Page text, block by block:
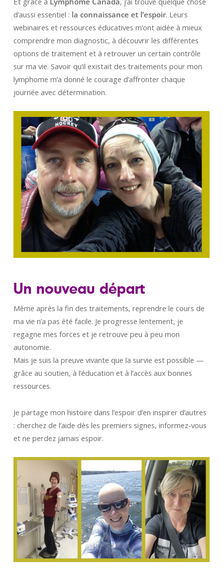
d’aussi essentiel : la connaissance et l’espoir. Leurs
webinaires et ressources éducatives m’ont aidée à mieux
comprendre mon diagnostic, à découvrir les différentes
options de traitement et à retrouver un certain contrôle
sur ma vie. Savoir qu’il existait des traitements pour mon
lymphome m’a donné le courage d’affronter chaque
journée avec détermination.
Un nouveau départ
Même après la fin des traitements, reprendre le cours de
ma vie n’a pas été facile. Je progresse lentement, je
regagne mes forces et je retrouve peu à peu mon
autonomie.
Mais je suis la preuve vivante que la survie est possible —
grâce au soutien, à l’éducation et à l’accès aux bonnes
ressources.
Je partage mon histoire dans l’espoir d’en inspirer d’autres
: cherchez de l’aide dès les premiers signes, informez-vous
et ne perdez jamais espoir.